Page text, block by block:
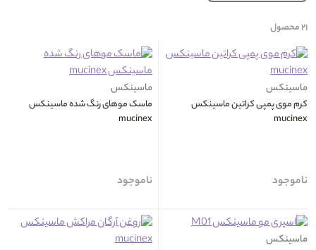
۲۱محصول
ماسینکس
کرم موی پمپی کراتین ماسینکس
mucinex
ناموجود
ماسینکس
ماسک موهای رنگ شده ماسینکس
mucinex
ناموجود
ماسینکس